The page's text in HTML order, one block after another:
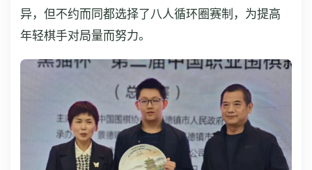
异，但不约而同都选择了八人循环圈赛制，为提高
年轻棋手对局量而努力。